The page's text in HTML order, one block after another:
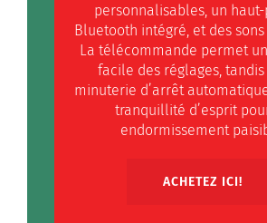
personnalisables, un
Bluetooth intégré, et des
La télécommande permet
facile des réglages,
minuterie d’arrêt
tranquillité d’esprit
endormissement
ACHETEZ ICI!